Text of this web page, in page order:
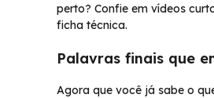
perto? Confie em vídeos
ficha técnica.
Palavras finais que
Agora que você já sabe o